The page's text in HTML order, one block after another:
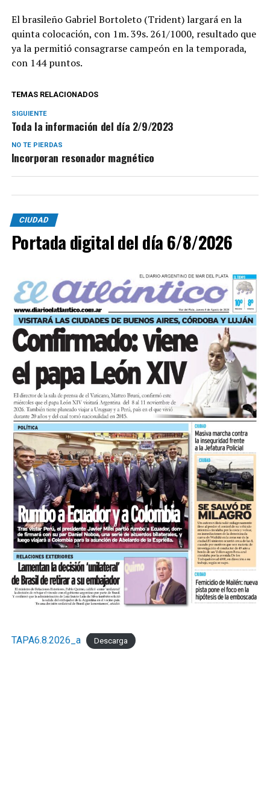
El brasileño Gabriel Bortoleto (Trident) largará en la
quinta colocación, con 1m. 39s. 261/1000, resultado que
ya la permitió consagrarse campeón en la temporada,
con 144 puntos.
TEMAS RELACIONADOS
SIGUIENTE
Toda la información del día 2/9/2023
NO TE PIERDAS
Incorporan resonador magnético
CIUDAD
Portada digital del día 6/8/2026
TAPA6.8.2026_a Descarga